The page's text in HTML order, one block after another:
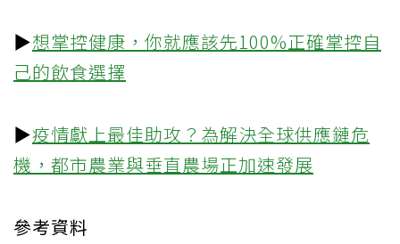
▶想掌控健康，你就應該先100%正確掌控自
己的飲食選擇
▶疫情獻上最佳助攻？為解決全球供應鏈危
機，都市農業與垂直農場正加速發展
參考資料